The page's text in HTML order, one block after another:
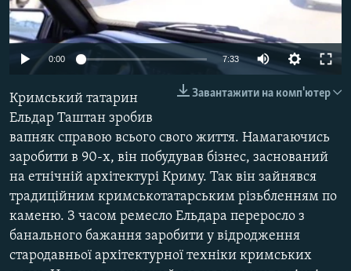
ВІДЕОУРОКИ «ELIFBE»
СВІДЧЕННЯ ОКУПАЦІЇ
УКРАЇНСЬКА ПРОБЛЕМА КРИМУ
ІНФОГРАФІКА
Русский
Qırımtatar
ДОЛУЧАЙСЯ!
Усі сайти RFE/RL
0:00 7:33
Завантажити на комп'ютер
Кримський татарин
Ельдар Таштан зробив
вапняк справою всього свого життя. Намагаючись
заробити в 90-х, він побудував бізнес, заснований
на етнічній архітектурі Криму. Так він зайнявся
традиційним кримськотатарським різьбленням по
каменю. З часом ремесло Ельдара переросло з
банального бажання заробити у відродження
стародавньої архітектурної техніки кримських